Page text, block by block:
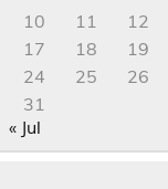
10
11 12
17
18 19
24
25 26
31
« Jul